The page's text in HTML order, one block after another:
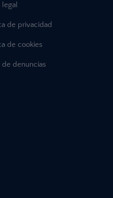
de privacidad
de cookies
de denuncias